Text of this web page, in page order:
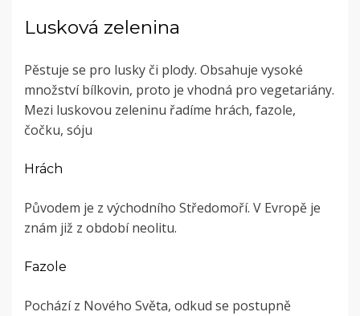
Lusková zelenina
Pěstuje se pro lusky či plody. Obsahuje vysoké
množství bílkovin, proto je vhodná pro vegetariány.
Mezi luskovou zeleninu řadíme hrách, fazole,
čočku, sóju
Hrách
Původem je z východního Středomoří. V Evropě je
znám již z období neolitu.
Fazole
Pochází z Nového Světa, odkud se postupně